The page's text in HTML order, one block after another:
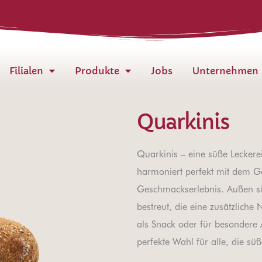
Filialen Produkte Jobs Unternehmen
Quarkinis
Quarkinis – eine süße
harmoniert perfekt mit dem
Geschmackserlebnis. Außen
bestreut, die eine zusätzliche
als Snack oder für
perfekte Wahl für alle, die